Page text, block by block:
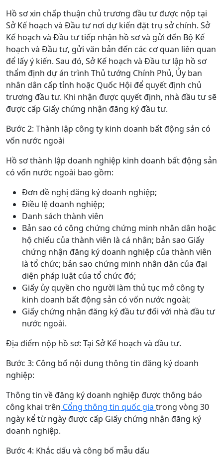
Hồ sơ xin chấp thuận chủ trương đầu tư được nộp tại
Sở Kế hoạch và Đầu tư nơi dự kiến đặt trụ sở chính. Sở
Kế hoạch và Đầu tư tiếp nhận hồ sơ và gửi đến Bộ Kế
hoạch và Đầu tư, gửi văn bản đến các cơ quan liên quan
để lấy ý kiến. Sau đó, Sở Kế hoạch và Đầu tư lập hồ sơ
thẩm định dự án trình Thủ tướng Chính Phủ, Ủy ban
nhân dân cấp tỉnh hoặc Quốc Hội để quyết định chủ
trương đầu tư. Khi nhận được quyết định, nhà đầu tư sẽ
được cấp Giấy chứng nhận đăng ký đầu tư.
Bước 2: Thành lập công ty kinh doanh bất động sản có
vốn nước ngoài
Hồ sơ thành lập doanh nghiệp kinh doanh bất động sản
có vốn nước ngoài bao gồm:
Đơn đề nghị đăng ký doanh nghiệp;
Điều lệ doanh nghiệp;
Danh sách thành viên
Bản sao có công chứng chứng minh nhân dân hoặc
hộ chiếu của thành viên là cá nhân; bản sao Giấy
chứng nhận đăng ký doanh nghiệp của thành viên
là tổ chức; bản sao chứng minh nhân dân của đại
diện pháp luật của tổ chức đó;
Giấy ủy quyền cho người làm thủ tục mở công ty
kinh doanh bất động sản có vốn nước ngoài;
Giấy chứng nhận đăng ký đầu tư đối với nhà đầu tư
nước ngoài.
Địa điểm nộp hồ sơ: Tại Sở Kế hoạch và đầu tư.
Bước 3: Công bố nội dung thông tin đăng ký doanh
nghiệp:
Thông tin về đăng ký doanh nghiệp được thông báo
công khai trên Cổng thông tin quốc gia trong vòng 30
ngày kể từ ngày được cấp Giấy chứng nhận đăng ký
doanh nghiệp.
Bước 4: Khắc dấu và công bố mẫu dấu